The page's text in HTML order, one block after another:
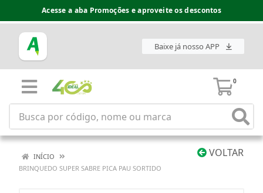
Acesse a aba Promoções e aproveite os descontos
Baixe já nosso APP
0
VOLTAR
INÍCIO
BRINQUEDO SUPER SABRE PICA PAU SORTIDO